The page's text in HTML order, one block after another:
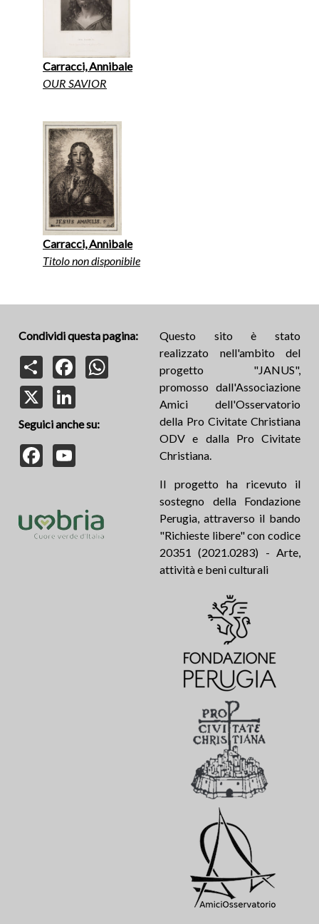
Carracci, Annibale
OUR SAVIOR
Carracci, Annibale
Titolo non disponibile
Condividi questa pagina:
Share
FacebookWhatsApp
Seguici anche su:
Facebook
Questo sito è stato
realizzato nell'ambito del
progetto "JANUS",
promosso dall'Associazione
Amici dell'Osservatorio
della Pro Civitate Christiana
ODV e dalla Pro Civitate
Christiana.
Il progetto ha ricevuto il
sostegno della Fondazione
Perugia, attraverso il bando
"Richieste libere" con codice
20351 (2021.0283) - Arte,
attività e beni culturali